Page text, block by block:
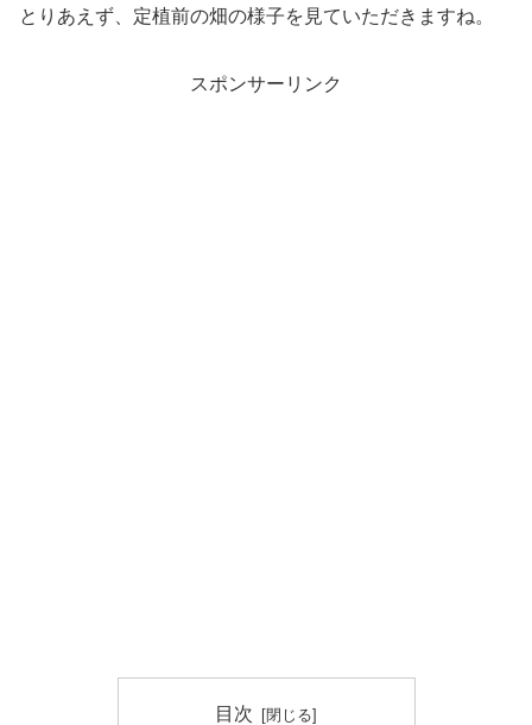
とりあえず、定植前の畑の様子を見ていただきますね。
スポンサーリンク
目次